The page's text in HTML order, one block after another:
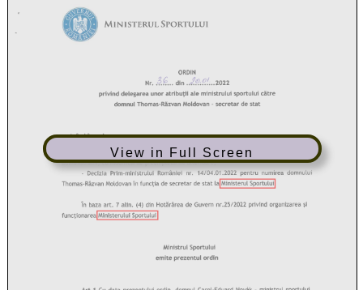
View in Full Screen